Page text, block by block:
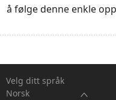
å følge denne enkle
Velg ditt språk
Norsk